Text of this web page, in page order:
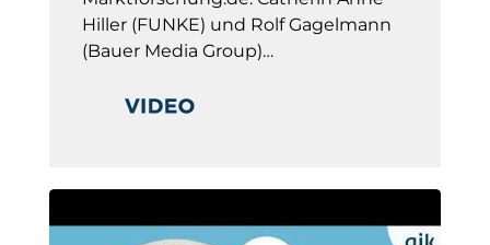
Hiller (FUNKE) und Rolf Gagelmann
(Bauer Media Group)…